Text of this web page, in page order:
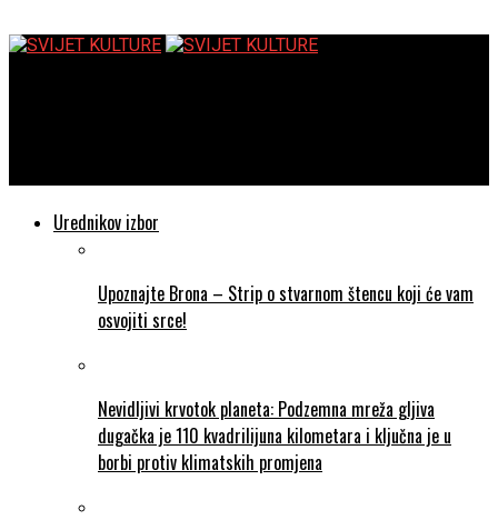
Urednikov izbor
Upoznajte Brona – Strip o stvarnom štencu koji će vam
osvojiti srce!
Nevidljivi krvotok planeta: Podzemna mreža gljiva
dugačka je 110 kvadrilijuna kilometara i ključna je u
borbi protiv klimatskih promjena